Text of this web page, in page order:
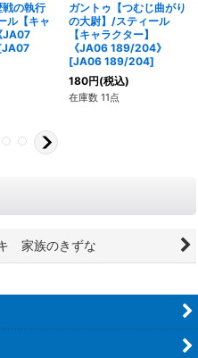
戦の執行
ル【キャ
JA07
JA07
ガントゥ【つむじ曲がり
の大尉】/スティール
【キャラクター】
《JA06 189/204》
[JA06 189/204]
180円(税込)
在庫数 11点
家族のきずな